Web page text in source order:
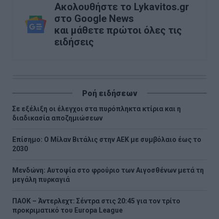
Ακολουθήστε το Lykavitos.gr
στο Google News
και μάθετε πρώτοι όλες τις
ειδήσεις
Ροή ειδήσεων
Σε εξέλιξη οι έλεγχοι στα πυρόπληκτα κτίρια και η
διαδικασία αποζημιώσεων
Επίσημο: Ο Μίλαν Βιτάλις στην ΑΕΚ με συμβόλαιο έως το
2030
Μενδώνη: Αυτοψία στο φρούριο των Αιγοσθένων μετά τη
μεγάλη πυρκαγιά
ΠΑΟΚ – Άντερλεχτ: Σέντρα στις 20:45 για τον τρίτο
προκριματικό του Europa League